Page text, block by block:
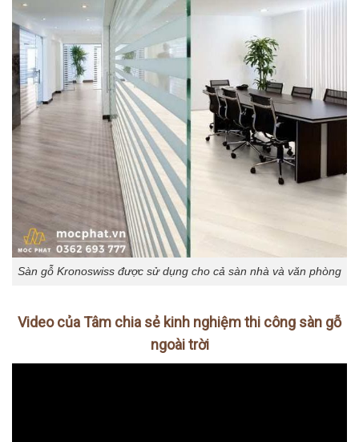
Sàn gỗ Kronoswiss được sử dụng cho cả sàn nhà và văn phòng
Video của Tâm chia sẻ kinh nghiệm thi công sàn gỗ
ngoài trời